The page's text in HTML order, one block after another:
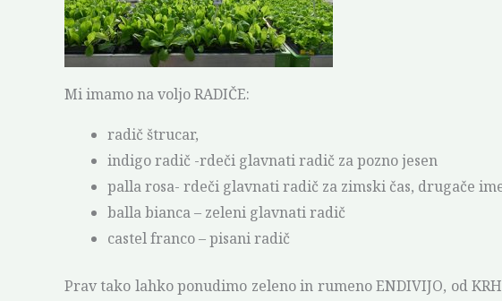
Mi imamo na voljo RADIČE:
radič štrucar,
indigo radič -rdeči glavnati radič za pozno jesen
palla rosa- rdeči glavnati radič za zimski čas, drugače
balla bianca – zeleni glavnati radič
castel franco – pisani radič
Prav tako lahko ponudimo zeleno in rumeno ENDIVIJO, od